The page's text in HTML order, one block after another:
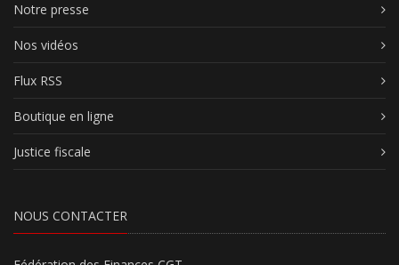
Notre presse
Nos vidéos
Flux RSS
Boutique en ligne
Justice fiscale
NOUS CONTACTER